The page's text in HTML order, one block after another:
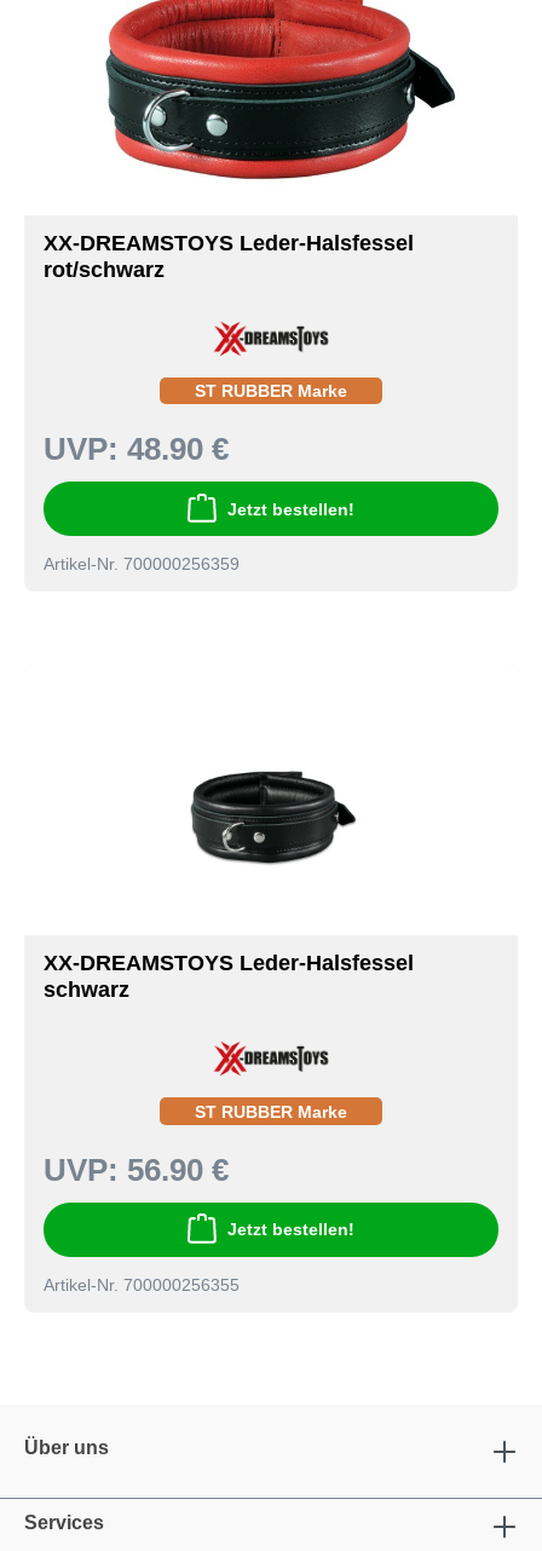
XX-DREAMSTOYS Leder-Halsfessel
rot/schwarz
ST RUBBER Marke
UVP: 48.90 €
Jetzt bestellen!
Artikel-Nr. 700000256359
XX-DREAMSTOYS Leder-Halsfessel
schwarz
ST RUBBER Marke
UVP: 56.90 €
Jetzt bestellen!
Artikel-Nr. 700000256355
Über uns
Services